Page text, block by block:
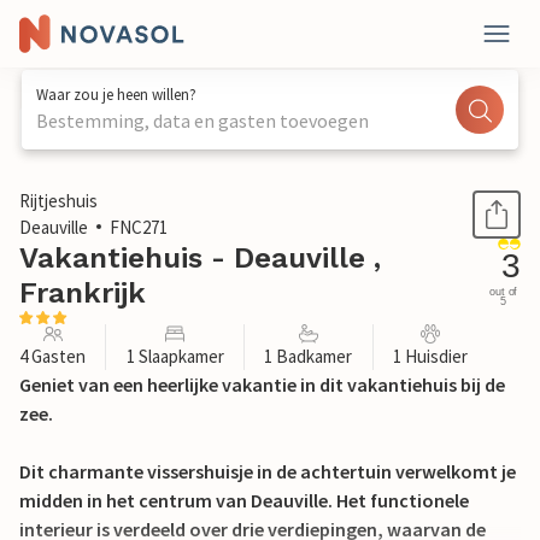
Waar zou je heen willen?
Bestemming, data en gasten toevoegen
1 / 23
Rijtjeshuis
Deauville
FNC271
Vakantiehuis - Deauville ,
Frankrijk
3
out of
5
4 Gasten 1 Slaapkamer 1 Badkamer 1 Huisdier
Geniet van een heerlijke vakantie in dit vakantiehuis bij de
zee.
Dit charmante vissershuisje in de achtertuin verwelkomt je
midden in het centrum van Deauville. Het functionele
interieur is verdeeld over drie verdiepingen, waarvan de